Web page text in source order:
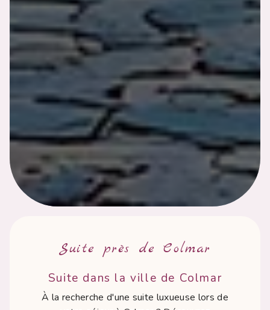
Suite près de Colmar
Suite dans la ville de Colmar
À la recherche d'une suite luxueuse lors de